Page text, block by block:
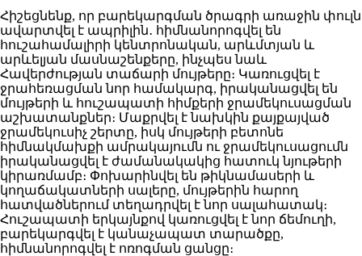
Հիշեցնենք, որ բարեկարգման ծրագրի առաջին փուլն
ավարտվել է ապրիլին․ հիմնանորոգվել են
հուշահամալիրի կենտրոնական, արևմտյան և
արևելյան մասնաշենքերը, ինչպես նաև
Հավերժության տաճարի մույթերը։ Կառուցվել է
ջրահեռացման նոր համակարգ, իրականացվել են
մույթերի և հուշապատի հիմքերի ջրամեկուսացման
աշխատանքներ։ Մաքրվել է նախկին քայքայված
ջրամեկուսիչ շերտը, իսկ մույթերի բետոնե
հիմնակմախքի ամրակայումն ու ջրամեկուսացումն
իրականացվել է ժամանակակից հատուկ նյութերի
կիրառմամբ։ Փոխարինվել են թիկնամասերի և
կողաճակատների սալերը, մույթերին հարող
հատվածներում տեղադրվել է նոր սալահատակ։
Հուշապատի երկայնքով կառուցվել է նոր ճեմուղի,
բարեկարգվել է կանաչապատ տարածքը,
հիմնանորոգվել է ոռոգման ցանցը։